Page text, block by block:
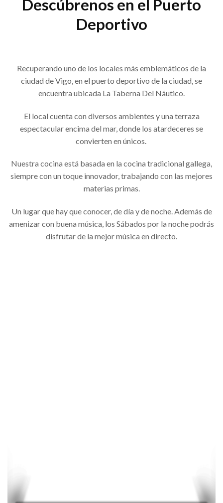
Descúbrenos en el Puerto
Deportivo
Recuperando uno de los locales más emblemáticos de la
ciudad de Vigo, en el puerto deportivo de la ciudad, se
encuentra ubicada La Taberna Del Náutico.
El local cuenta con diversos ambientes y una terraza
espectacular encima del mar, donde los atardeceres se
convierten en únicos.
Nuestra cocina está basada en la cocina tradicional gallega,
siempre con un toque innovador, trabajando con las mejores
materias primas.
Un lugar que hay que conocer, de día y de noche. Además de
amenizar con buena música, los Sábados por la noche podrás
disfrutar de la mejor música en directo.